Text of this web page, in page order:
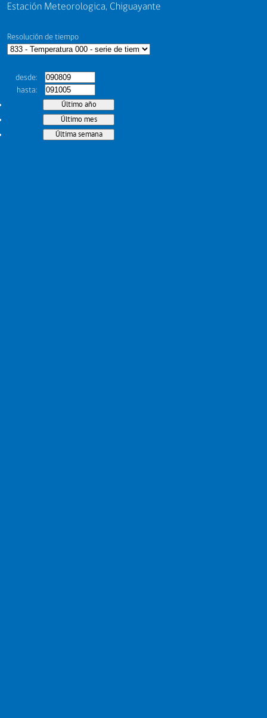
Estación Meteorologica, Chiguayante
Resolución de tiempo
desde
hasta